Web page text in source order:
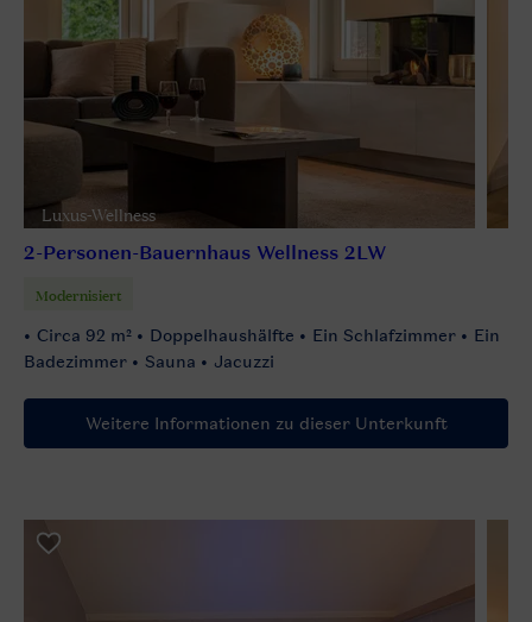
Luxus-Wellness
2-Personen-Bauernhaus Wellness 2LW
Modernisiert
Circa 92 m²
Doppelhaushälfte Ein Schlafzimmer
Ein
Badezimmer
Sauna Jacuzzi
Weitere Informationen zu dieser Unterkunft